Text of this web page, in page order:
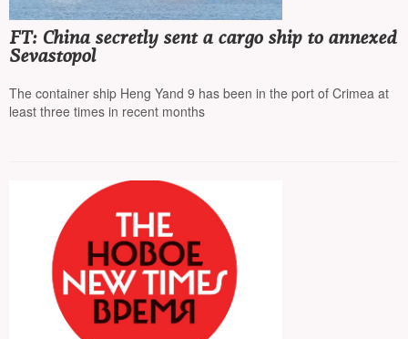
FT: China secretly sent a cargo ship to annexed
Sevastopol
The container ship Heng Yand 9 has been in the port of Crimea at
least three times in recent months